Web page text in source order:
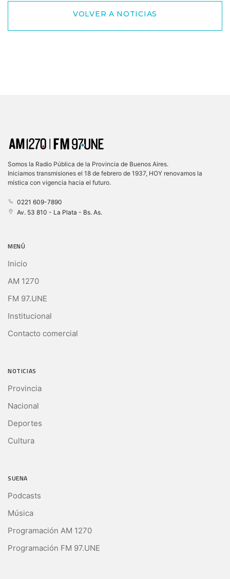
VOLVER A NOTICIAS
Somos la Radio Pública de la Provincia de Buenos Aires.
Iniciamos transmisiones el 18 de febrero de 1937, HOY renovamos la
mística con vigencia hacia el futuro.
0221 609-7890
Av. 53 810 - La Plata - Bs. As.
MENÚ
Inicio
AM 1270
FM 97.UNE
Institucional
Contacto comercial
NOTICIAS
Provincia
Nacional
Deportes
Cultura
SUENA
Podcasts
Música
Programación AM 1270
Programación FM 97.UNE